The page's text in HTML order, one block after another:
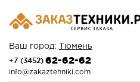
Ваш город: Тюмень
+7 (3452) 62-62-62
info@zakaztehniki.com